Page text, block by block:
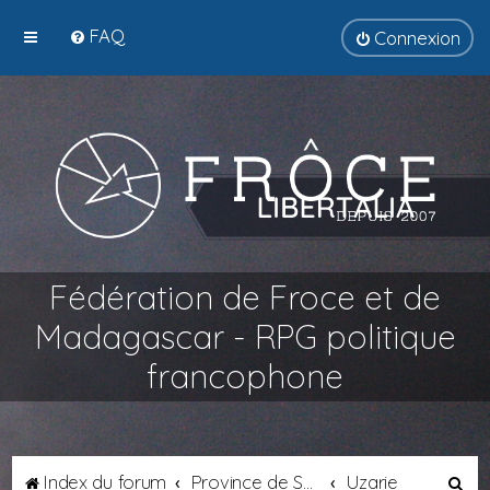
FAQ Connexion
Fédération de Froce et de
Madagascar - RPG politique
francophone
Index du forum Uzarie